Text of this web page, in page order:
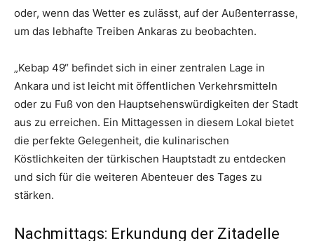
oder, wenn das Wetter es zulässt, auf der Außenterrasse,
um das lebhafte Treiben Ankaras zu beobachten.
„Kebap 49“ befindet sich in einer zentralen Lage in
Ankara und ist leicht mit öffentlichen Verkehrsmitteln
oder zu Fuß von den Hauptsehenswürdigkeiten der Stadt
aus zu erreichen. Ein Mittagessen in diesem Lokal bietet
die perfekte Gelegenheit, die kulinarischen
Köstlichkeiten der türkischen Hauptstadt zu entdecken
und sich für die weiteren Abenteuer des Tages zu
stärken.
Nachmittags: Erkundung der Zitadelle